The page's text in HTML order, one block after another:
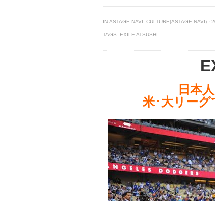
INASTAGE NAVI CULTURE(ASTAGE NAVI) ·
TAGS: EXILE ATSUSHI
日本
米･大リー